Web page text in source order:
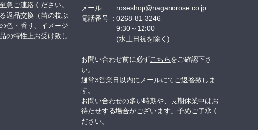
急ご連絡ください。
返品交換（苗の枝ぶ
色・香り、イメージ
の特性上お受け致し
メール
roseshop@naganorose.co.jp
電話番号
0268-81-3246
9:30～12:00
(水土日祝を除く)
お問い合わせ前に必ずこちらをご確認下さ
い。
通常3営業日以内にメールにてご返答致しま
す。
お問い合わせの多い時期や、長期休業中はお
待たせする場合がございます。予めご了承く
ださい。